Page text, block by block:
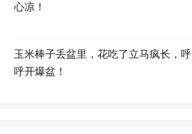
心凉！
玉米棒子丢盆里，花吃了立马疯长，呼
呼开爆盆！